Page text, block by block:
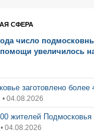
СФЕРА
число
увеличилось
заготовлено более
• 04.08.2026
жителей Подмосковья
• 04.08.2026